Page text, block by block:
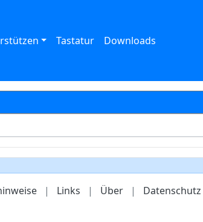
Tastatur Downloads
| Links | Über | Datenschutz